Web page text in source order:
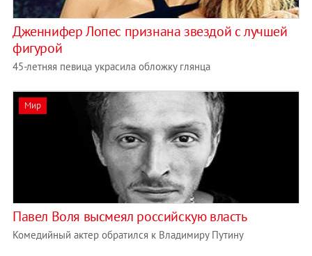
Дженнифер Лопес признана звездой с лучшей
фигурой
45-летняя певица украсила обложку глянца
Мир
Павел Воля высмеял российскую власть
Комедийный актер обратился к Владимиру Путину